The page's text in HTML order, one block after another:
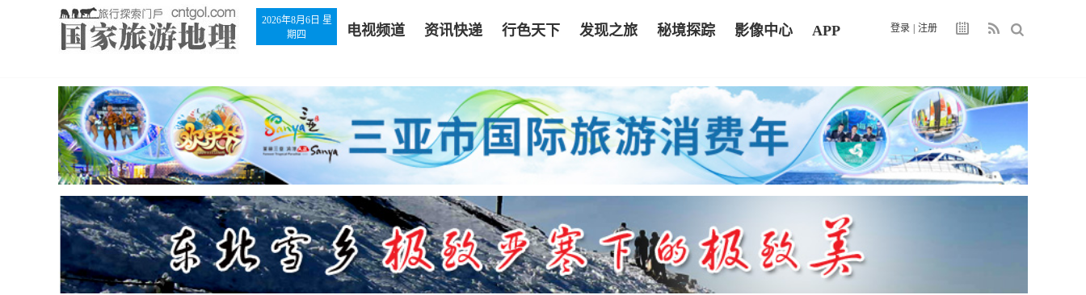
登录 注册
2026年8月6日 星
期四
电视频道 资讯快递 行色天下 发现之旅 秘境探踪 影像中心 APP